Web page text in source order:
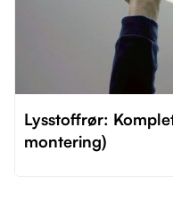
Lysstoffrør:
montering)